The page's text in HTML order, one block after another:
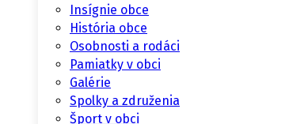
Insígnie obce
História obce
Osobnosti a rodáci
Pamiatky v obci
Galérie
Spolky a združenia
Šport v obci